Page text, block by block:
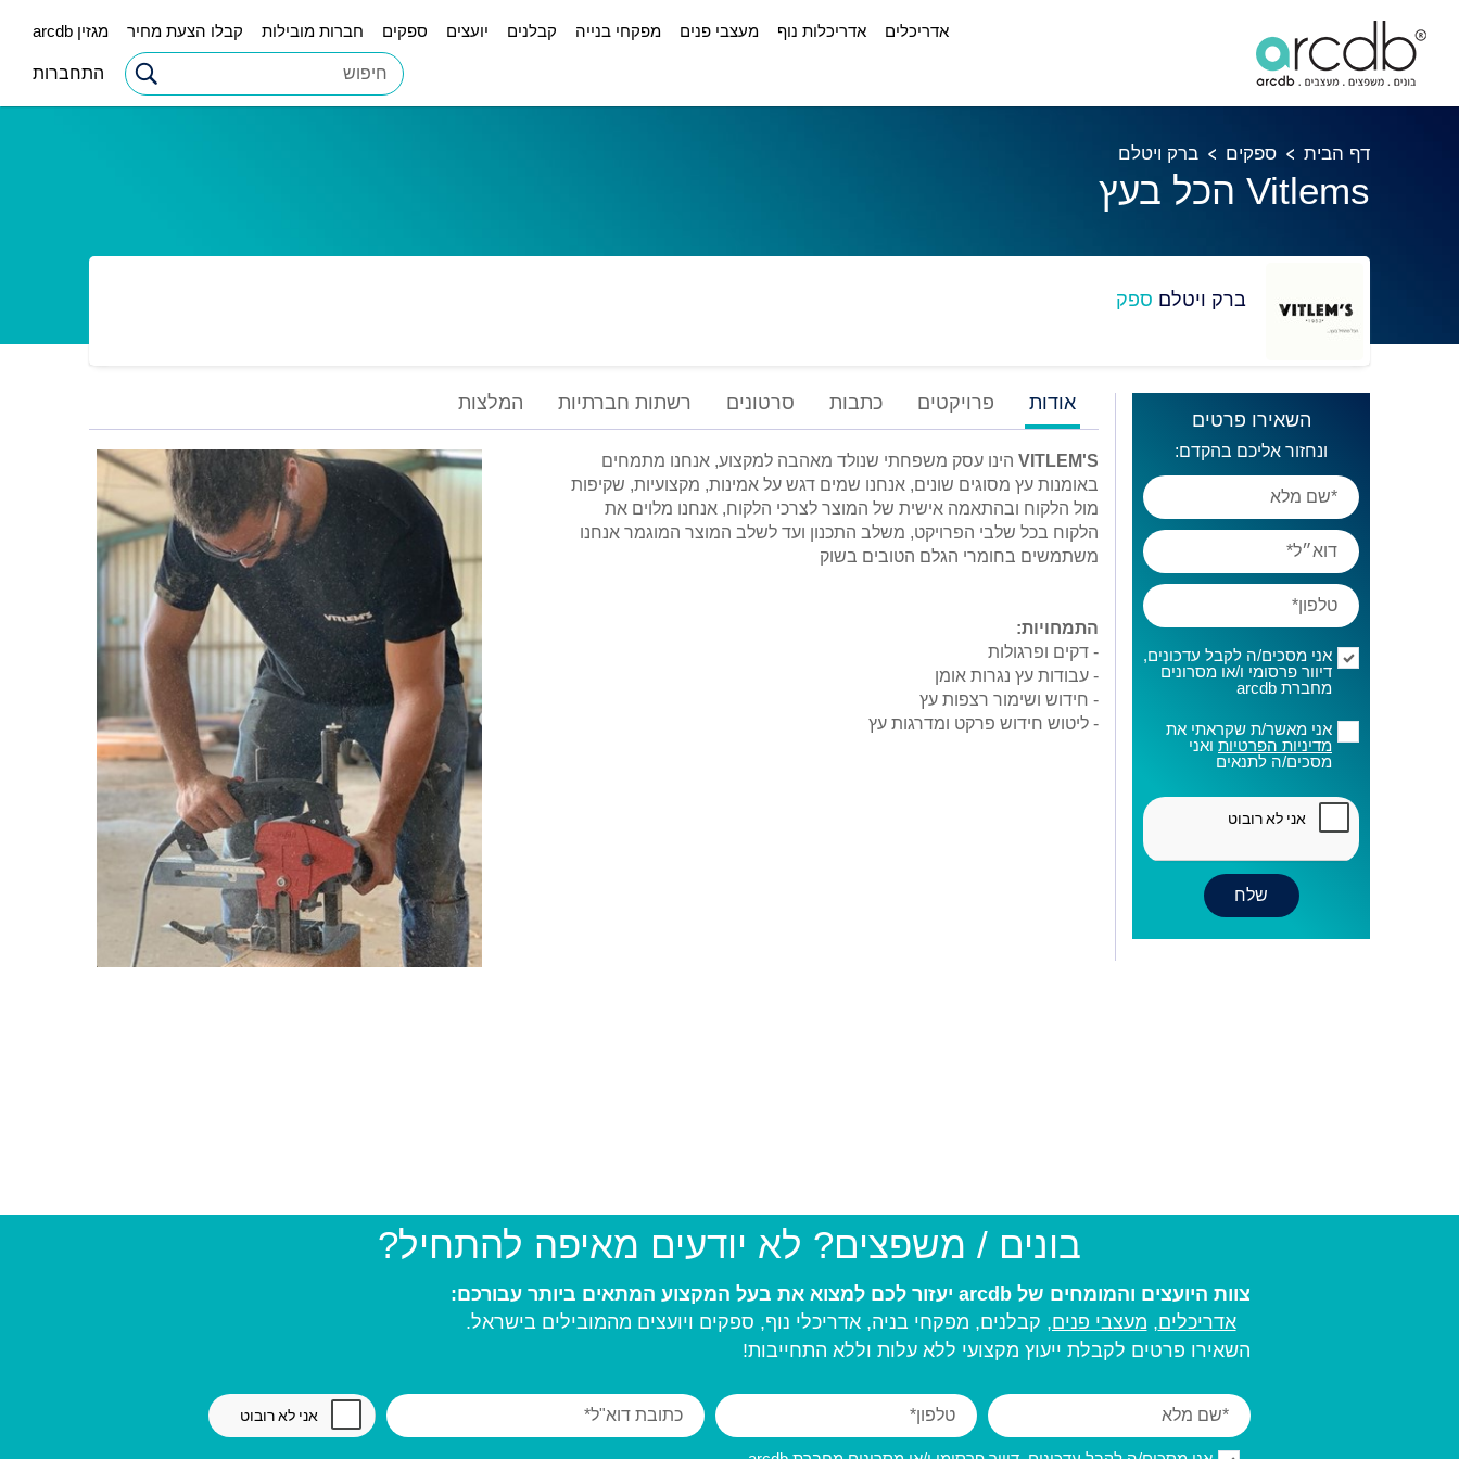
אדריכלים אדריכלות נוף מעצבי פנים מפקחי בנייה קבלנים יועצים ספקים חברות מובילות קבלו הצעת מחיר מגזין arcdb
התחברות
דף הבית ספקים ברק ויטלם
Vitlems הכל בעץ
ברק ויטלם ספק
השאירו פרטים
ונחזור אליכם בהקדם:
אני מסכים/ה לקבל עדכונים,
דיוור פרסומי ו/או מסרונים
מחברת arcdb
אני מאשר/ת שקראתי את
מדיניות הפרטיות ואני
מסכים/ה לתנאים
אודות פרויקטים כתבות סרטונים רשתות חברתיות המלצות
VITLEM'S הינו עסק משפחתי שנולד מאהבה למקצוע, אנחנו מתמחים
באומנות עץ מסוגים שונים, אנחנו שמים דגש על אמינות, מקצועיות, שקיפות
מול הלקוח ובהתאמה אישית של המוצר לצרכי הלקוח, אנחנו מלוים את
הלקוח בכל שלבי הפרויקט, משלב התכנון ועד לשלב המוצר המוגמר אנחנו
משתמשים בחומרי הגלם הטובים בשוק
התמחויות:
- דקים ופרגולות
- עבודות עץ נגרות אומן
- חידוש ושימור רצפות עץ
- ליטוש חידוש פרקט ומדרגות עץ
בונים / משפצים? לא יודעים מאיפה להתחיל?
צוות היועצים והמומחים של arcdb יעזור לכם למצוא את בעל המקצוע המתאים ביותר עבורכם:
אדריכלים, מעצבי פנים, קבלנים, מפקחי בניה, אדריכלי נוף, ספקים ויועצים מהמובילים בישראל.
השאירו פרטים לקבלת ייעוץ מקצועי ללא עלות וללא התחייבות!